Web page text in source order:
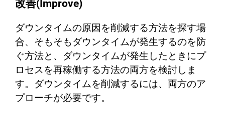
改善(Improve)
ダウンタイムの原因を削減する方法を探す場
合、そもそもダウンタイムが発生するのを防
ぐ方法と、ダウンタイムが発生したときにプ
ロセスを再稼働する方法の両方を検討しま
す。ダウンタイムを削減するには、両方のア
プローチが必要です。